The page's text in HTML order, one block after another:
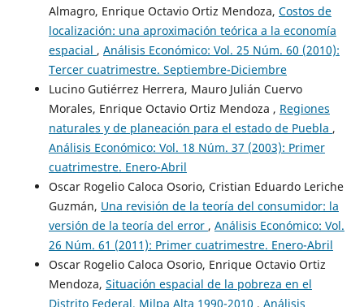
Almagro, Enrique Octavio Ortiz Mendoza, Costos de
localización: una aproximación teórica a la economía
espacial , Análisis Económico: Vol. 25 Núm. 60 (2010):
Tercer cuatrimestre. Septiembre-Diciembre
Lucino Gutiérrez Herrera, Mauro Julián Cuervo
Morales, Enrique Octavio Ortiz Mendoza , Regiones
naturales y de planeación para el estado de Puebla ,
Análisis Económico: Vol. 18 Núm. 37 (2003): Primer
cuatrimestre. Enero-Abril
Oscar Rogelio Caloca Osorio, Cristian Eduardo Leriche
Guzmán, Una revisión de la teoría del consumidor: la
versión de la teoría del error , Análisis Económico: Vol.
26 Núm. 61 (2011): Primer cuatrimestre. Enero-Abril
Oscar Rogelio Caloca Osorio, Enrique Octavio Ortiz
Mendoza, Situación espacial de la pobreza en el
Distrito Federal, Milpa Alta 1990-2010 , Análisis